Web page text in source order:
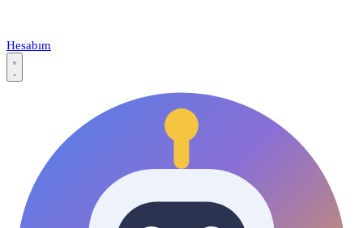
Hesabım